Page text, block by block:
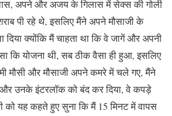
अपने और अजय के गिलास में सेक्स की गोली
पी रहे थे, इसलिए मैंने अपने मौसाजी के
दिया क्योंकि मैं चाहता था कि वे जागें और अपनी
कि योजना थी, सब ठीक वैसा ही हुआ, इसलिए
मौसी और मौसाजी अपने कमरे में चले गए, मैंने
उनके इंटरलॉक को बंद कर दिया, वे कपड़े
यह कहते हुए सुना कि मैं 15 मिनट में वापस